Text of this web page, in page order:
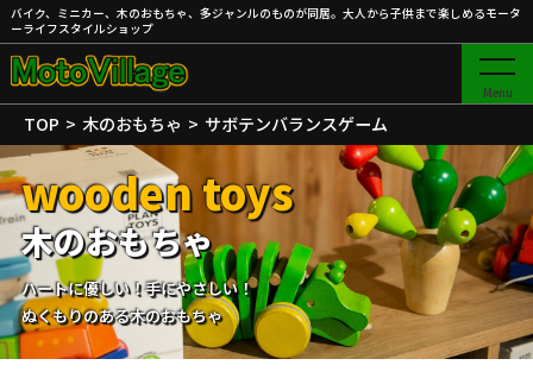
バイク、ミニカー、木のおもちゃ、多ジャンルのものが同居。大人から子供まで楽しめるモータ
ーライフスタイルショップ
Menu
TOP 木のおもちゃ サボテンバランスゲーム
wooden toys
木のおもちゃ
ハートに優しい！手にやさしい！
ぬくもりのある木のおもちゃ